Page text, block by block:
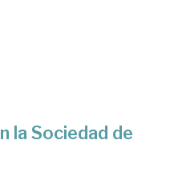
la Sociedad de